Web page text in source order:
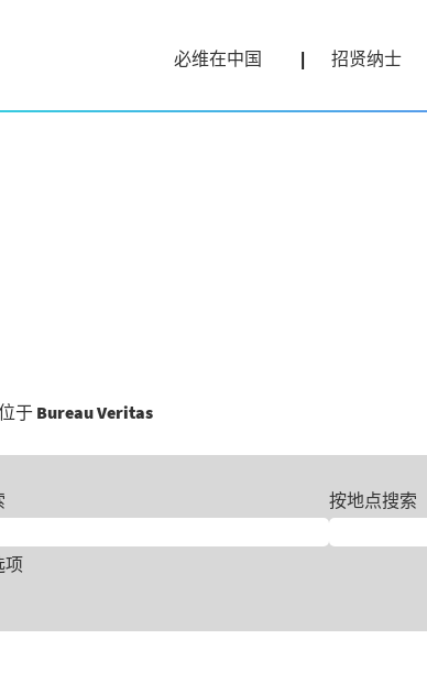
必维在中国 招贤纳士
于 Bureau Veritas（当
页
按地点搜索
项